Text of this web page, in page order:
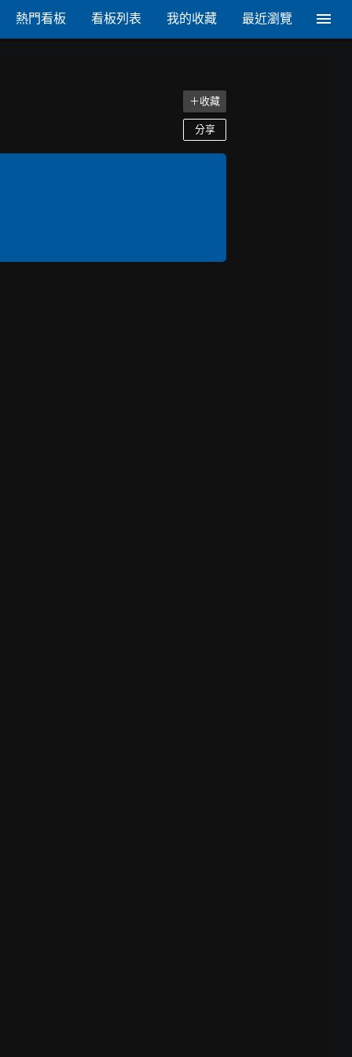
熱門看板 看板列表 我的收藏 最近瀏覽
＋收藏
分享